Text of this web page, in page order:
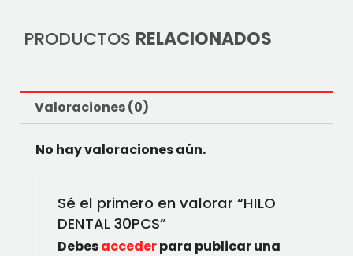
PRODUCTOS RELACIONADOS
Valoraciones (0)
No hay valoraciones aún.
Sé el primero en valorar “HILO
DENTAL 30PCS”
Debesaccederpara publicar una